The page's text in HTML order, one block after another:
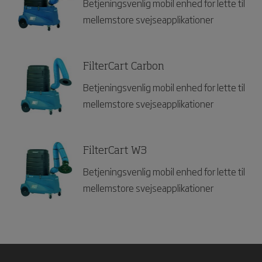
Betjeningsvenlig mobil enhed for lette til
mellemstore svejseapplikationer
FilterCart Carbon
Betjeningsvenlig mobil enhed for lette til
mellemstore svejseapplikationer
FilterCart W3
Betjeningsvenlig mobil enhed for lette til
mellemstore svejseapplikationer